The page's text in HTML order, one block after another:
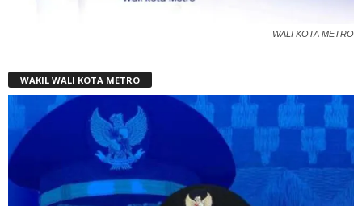
WALI KOTA METRO
WAKIL WALI KOTA METRO